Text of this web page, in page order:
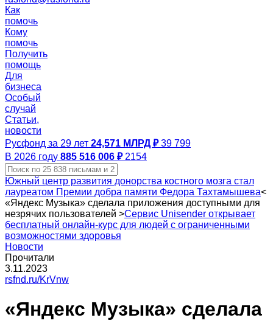
Как
помочь
Кому
помочь
Получить
помощь
Для
бизнеса
Особый
случай
Статьи,
новости
Русфонд за 29 лет 24,571 МЛРД ₽ 39 799
В 2026 году 885 516 006 ₽ 2154
Южный центр развития донорства костного мозга стал
лауреатом Премии добра памяти Федора Тахтамышева<
«Яндекс Музыка» сделала приложения доступными для
незрячих пользователей >Сервис Unisender открывает
бесплатный онлайн-курс для людей с ограниченными
возможностями здоровья
Новости
Прочитали
3.11.2023
rsfnd.ru/KrVnw
«Яндекс Музыка» сделала